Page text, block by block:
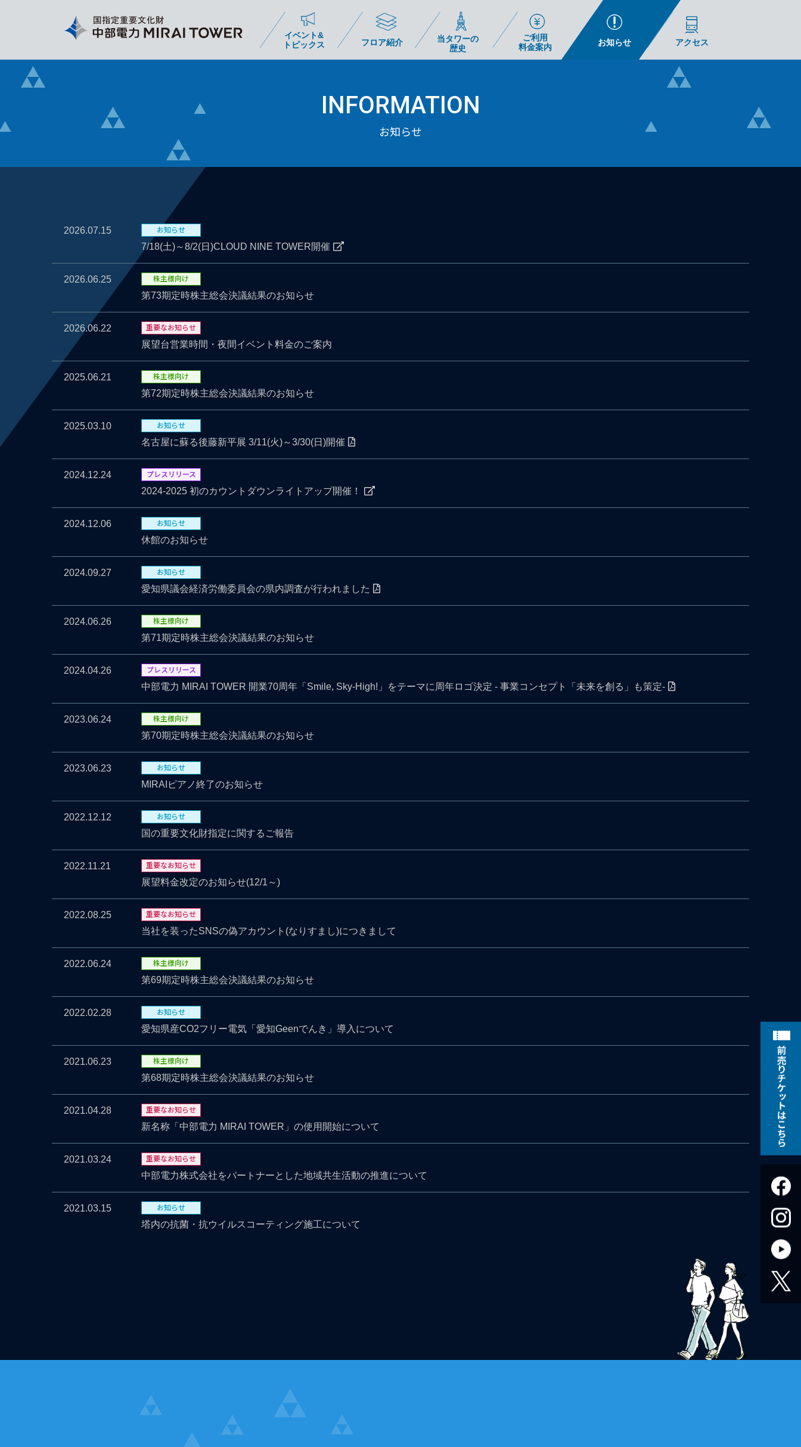
イベント&
トピックス
フロア紹介
当タワーの
歴史
ご利用
料金案内
お知らせ アクセス
INFORMATION
お知らせ
2026.07.15
お知らせ
7/18(土)～8/2(日)CLOUD NINE TOWER開催
2026.06.25
株主様向け
第73期定時株主総会決議結果のお知らせ
2026.06.22
重要なお知らせ
展望台営業時間・夜間イベント料金のご案内
2025.06.21
株主様向け
第72期定時株主総会決議結果のお知らせ
2025.03.10
お知らせ
名古屋に蘇る後藤新平展 3/11(火)～3/30(日)開催
2024.12.24
プレスリリース
2024-2025 初のカウントダウンライトアップ開催！
2024.12.06
お知らせ
休館のお知らせ
2024.09.27
お知らせ
愛知県議会経済労働委員会の県内調査が行われました
2024.06.26
株主様向け
第71期定時株主総会決議結果のお知らせ
2024.04.26
プレスリリース
中部電力 MIRAI TOWER 開業70周年「Smile, Sky-High!」をテーマに周年ロゴ決定 - 事業コンセプト「未来を創る」も策定-
2023.06.24
株主様向け
第70期定時株主総会決議結果のお知らせ
2023.06.23
お知らせ
MIRAIピアノ終了のお知らせ
2022.12.12
お知らせ
国の重要文化財指定に関するご報告
2022.11.21
重要なお知らせ
展望料金改定のお知らせ(12/1～)
2022.08.25
重要なお知らせ
当社を装ったSNSの偽アカウント(なりすまし)につきまして
2022.06.24
株主様向け
第69期定時株主総会決議結果のお知らせ
2022.02.28
お知らせ
愛知県産CO2フリー電気「愛知Geenでんき」導入について
2021.06.23
株主様向け
第68期定時株主総会決議結果のお知らせ
2021.04.28
重要なお知らせ
新名称「中部電力 MIRAI TOWER」の使用開始について
2021.03.24
重要なお知らせ
中部電力株式会社をパートナーとした地域共生活動の推進について
2021.03.15
お知らせ
塔内の抗菌・抗ウイルスコーティング施工について